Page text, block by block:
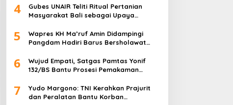
4
Gubes UNAIR Teliti Ritual Pertanian
Masyarakat Bali sebagai Upaya
5
Wapres KH Ma’ruf Amin Didampingi
Pangdam Hadiri Barus Bersholawat
6
Wujud Empati, Satgas Pamtas Yonif
132/BS Bantu Prosesi Pemakaman
7
Yudo Margono: TNI Kerahkan Prajurit
dan Peralatan Bantu Korban